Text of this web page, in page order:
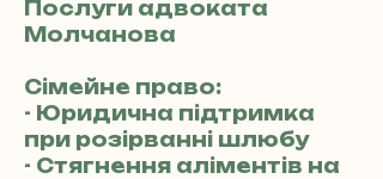
Послуги адвоката
Молчанова
Сімейне право:
- Юридична підтримка
при розірванні шлюбу
- Стягнення аліментів на